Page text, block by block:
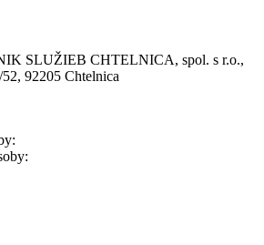
SLUŽIEB CHTELNICA, spol. s r.o.,
92205 Chtelnica